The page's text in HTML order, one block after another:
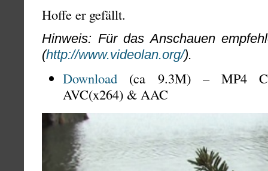
Hoffe er gefällt.
Hinweis: Für das Anschauen
(http://www.videolan.org/).
Download (ca 9.3M) – MP4
AVC(x264) & AAC